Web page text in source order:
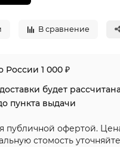
В сравнение
России 1 000 ₽
будет
пункта выдачи
публичной офертой.
стомость